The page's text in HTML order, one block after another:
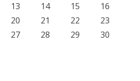
13 14 15
16
20 21 22
23
27 28 29
30